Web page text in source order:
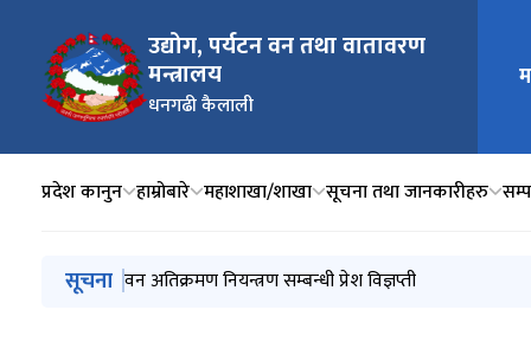
उद्योग, पर्यटन वन तथा वातावरण
मन्त्रालय
धनगढी कैलाली
मुख्य
प्रदेश कानुन हाम्रोबारे महाशाखा/शाखा सूचना तथा जानकारीहरु
मुख्य नेभिगेसनमा जानुहोस्
सूचना वन अतिक्रमण नियन्त्रण सम्बन्धी प्रेश विज्ञप्ती